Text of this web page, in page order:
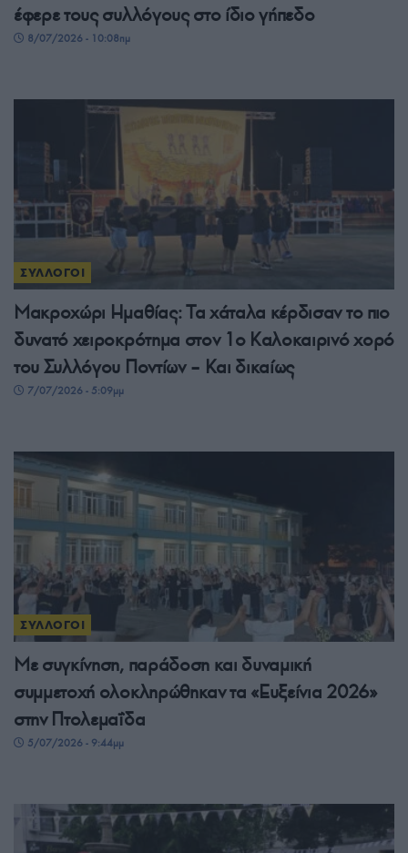
έφερε τους συλλόγους στο ίδιο γήπεδο
8/07/2026 - 10:08πμ
ΣΥΛΛΟΓΟΙ
Μακροχώρι Ημαθίας: Τα χάταλα κέρδισαν το πιο
δυνατό χειροκρότημα στον 1ο Καλοκαιρινό χορό
του Συλλόγου Ποντίων – Και δικαίως
7/07/2026 - 5:09μμ
ΣΥΛΛΟΓΟΙ
Με συγκίνηση, παράδοση και δυναμική
συμμετοχή ολοκληρώθηκαν τα «Ευξείνια 2026»
στην Πτολεμαΐδα
5/07/2026 - 9:44μμ